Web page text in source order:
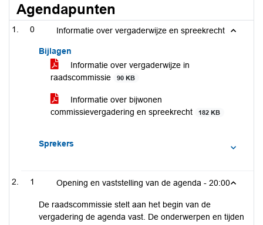
Agendapunten
0 Informatie over vergaderwijze en spreekrecht
Bijlagen
Informatie over vergaderwijze in
raadscommissie
90 KB
Informatie over bijwonen
commissievergadering en spreekrecht
182 KB
Sprekers
1 Opening en vaststelling van de agenda - 20:00
De raadscommissie stelt aan het begin van de
vergadering de agenda vast. De onderwerpen en tijden